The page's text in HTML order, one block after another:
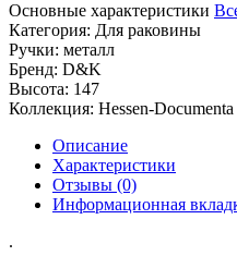
Основные характеристики
Категория: Для раковины
Ручки: металл
Бренд: D&K
Высота: 147
Коллекция: Hessen-Documenta
Описание
Характеристики
Отзывы (0)
Информационная
.